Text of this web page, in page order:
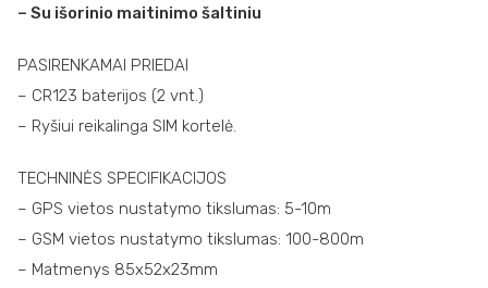
– Su išorinio maitinimo šaltiniu
PASIRENKAMAI PRIEDAI
– CR123 baterijos (2 vnt.)
– Ryšiui reikalinga SIM kortelė.
TECHNINĖS SPECIFIKACIJOS
– GPS vietos nustatymo tikslumas: 5-10m
– GSM vietos nustatymo tikslumas: 100-800m
– Matmenys 85x52x23mm